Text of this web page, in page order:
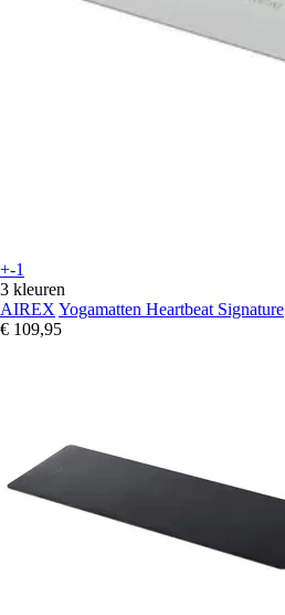
+-1
3 kleuren
AIREX Yogamatten Heartbeat Signature
€ 109,95